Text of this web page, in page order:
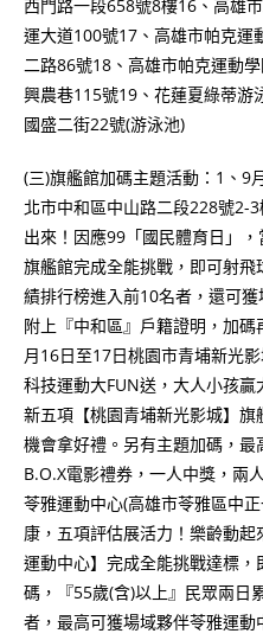
西門路一段658號8樓16、高雄
運大道100號17、高雄市帕克運
二路86號18、高雄市帕克運動
興農巷115號19、花蓮夏綠蒂游
國盛二街22號(游泳池)
(三)旗艦館加碼主題活動：1、9
北市中和區中山路二段228號2-
出來！因應99「國民體育日」，
旗艦館完成全能挑戰，即可射
績排行榜進入前10名者，還可
附上『中和區』戶籍證明，加
月16日至17日桃園市青埔新光
科技運動大FUN送，大人小孩
新五項【桃園青埔新光影城】
機會拿好禮。另有主題加碼，
B.O.X電影禮券，一人中獎，兩
苓雅運動中心(高雄市苓雅區中
康，五項評估展活力！樂齡動
運動中心】完成全能挑戰達標
碼，『55歲(含)以上』民眾兩日
者，最高可獲場域夥伴苓雅運動